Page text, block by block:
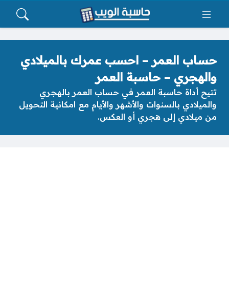
حساب العمر – احسب عمرك بالميلادي
والهجري – حاسبة العمر
تتيح أداة حاسبة العمر في حساب العمر بالهجري
والميلادي بالسنوات والأشهر والأيام مع امكانية التحويل
من ميلادي إلى هجري أو العكس.